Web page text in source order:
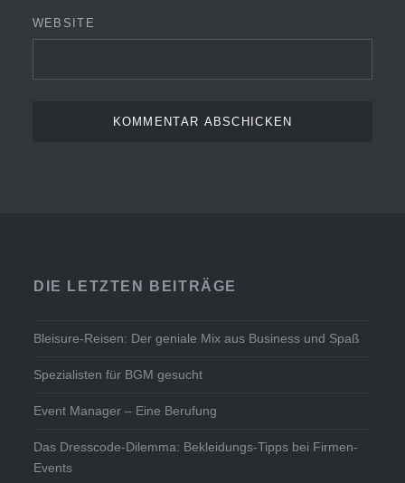
WEBSITE
DIE LETZTEN BEITRÄGE
Bleisure-Reisen: Der geniale Mix aus Business und Spaß
Spezialisten für BGM gesucht
Event Manager – Eine Berufung
Das Dresscode-Dilemma: Bekleidungs-Tipps bei Firmen-
Events